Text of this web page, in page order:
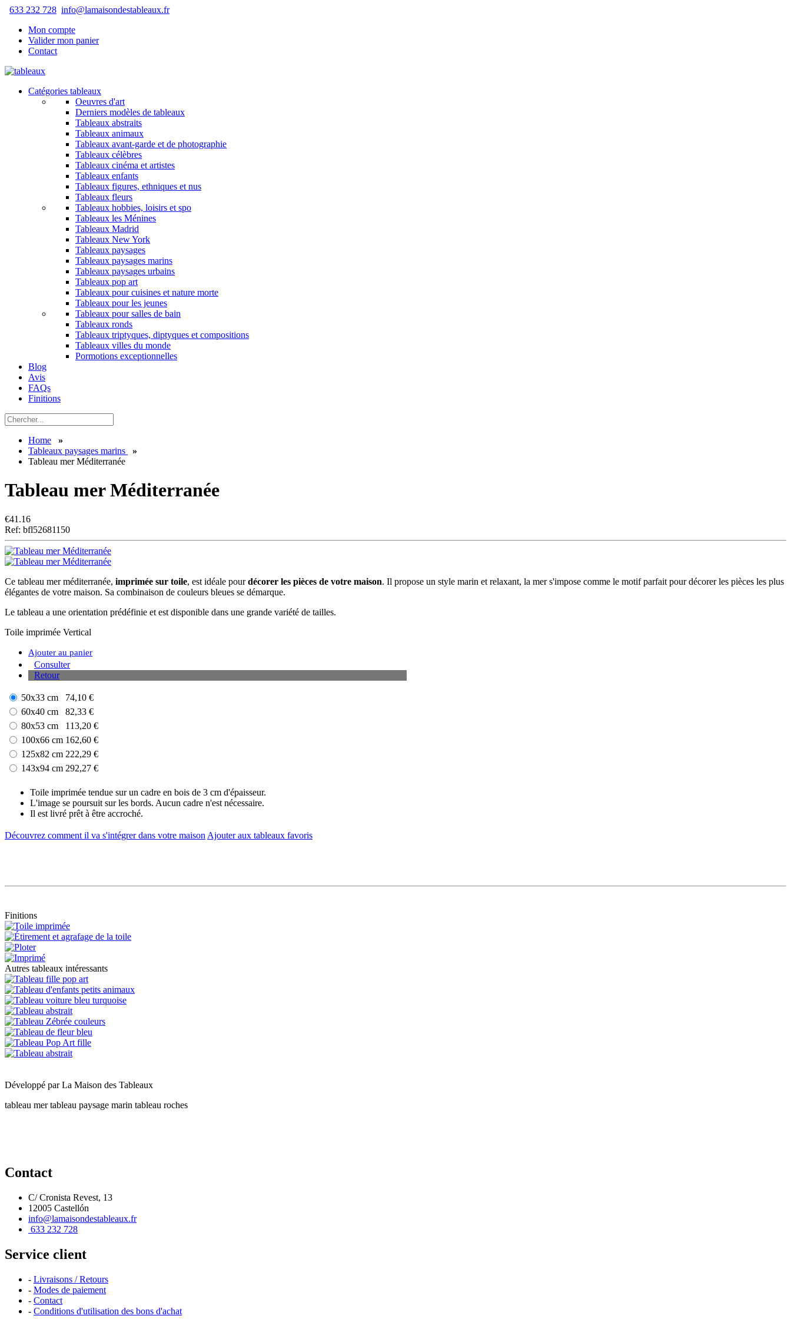
633 232 728 info@lamaisondestableaux.fr
Mon compte
Valider mon panier
Contact
Catégories tableaux
Oeuvres d'art
Derniers modèles de tableaux
Tableaux abstraits
Tableaux animaux
Tableaux avant-garde et de photographie
Tableaux célèbres
Tableaux cinéma et artistes
Tableaux enfants
Tableaux figures, ethniques et nus
Tableaux fleurs
Tableaux hobbies, loisirs et spo
Tableaux les Ménines
Tableaux Madrid
Tableaux New York
Tableaux paysages
Tableaux paysages marins
Tableaux paysages urbains
Tableaux pop art
Tableaux pour cuisines et nature morte
Tableaux pour les jeunes
Tableaux pour salles de bain
Tableaux ronds
Tableaux triptyques, diptyques et compositions
Tableaux villes du monde
Pormotions exceptionnelles
Blog
Avis
FAQs
Finitions
Home
»
Tableaux paysages marins
»
Tableau mer Méditerranée
Tableau mer Méditerranée
€41.16
Ref: bfl52681150
Ce tableau mer méditerranée, imprimée sur toile, est idéale pourdécorer les pièces de votre maison. Il propose un style marin et relaxant, la mer s'impose comme le motif parfait pour décorer les pièces les plus
élégantes de votre maison. Sa combinaison de couleurs bleues se démarque.
Le tableau a une orientation prédéfinie et est disponible dans une grande variété de tailles.
Toile imprimée Vertical
Ajouter au panier
Consulter
Retour
50x33 cm
74,10 €
60x40 cm
82,33 €
80x53 cm
113,20 €
100x66 cm 162,60 €
125x82 cm 222,29 €
143x94 cm 292,27 €
Toile imprimée tendue sur un cadre en bois de 3 cm d'épaisseur.
L'image se poursuit sur les bords. Aucun cadre n'est nécessaire.
Il est livré prêt à être accroché.
Découvrez comment il va s'intégrer dans votre maison Ajouter aux tableaux favoris
Finitions
Autres tableaux intéressants
Développé parLa Maison des Tableaux
tableau mer tableau paysage marin tableau roches
Contact
C/ Cronista Revest, 13
12005 Castellón
info@lamaisondestableaux.fr
633 232 728
Service client
- Livraisons / Retours
- Modes de paiement
- Contact
- Conditions d'utilisation des bons d'achat